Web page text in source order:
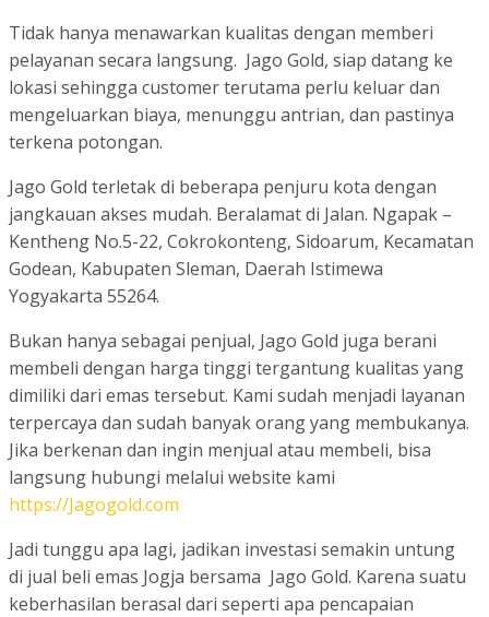
Tidak hanya menawarkan kualitas dengan memberi
pelayanan secara langsung. Jago Gold, siap datang ke
lokasi sehingga customer terutama perlu keluar dan
mengeluarkan biaya, menunggu antrian, dan pastinya
terkena potongan.
Jago Gold terletak di beberapa penjuru kota dengan
jangkauan akses mudah. Beralamat di Jalan. Ngapak –
Kentheng No.5-22, Cokrokonteng, Sidoarum, Kecamatan
Godean, Kabupaten Sleman, Daerah Istimewa
Yogyakarta 55264.
Bukan hanya sebagai penjual, Jago Gold juga berani
membeli dengan harga tinggi tergantung kualitas yang
dimiliki dari emas tersebut. Kami sudah menjadi layanan
terpercaya dan sudah banyak orang yang membukanya.
Jika berkenan dan ingin menjual atau membeli, bisa
langsung hubungi melalui website kami
https://Jagogold.com
Jadi tunggu apa lagi, jadikan investasi semakin untung
di jual beli emas Jogja bersama Jago Gold. Karena suatu
keberhasilan berasal dari seperti apa pencapaian